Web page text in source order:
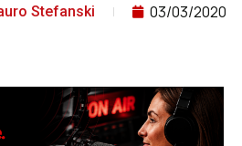
Stefanski
03/03/2020